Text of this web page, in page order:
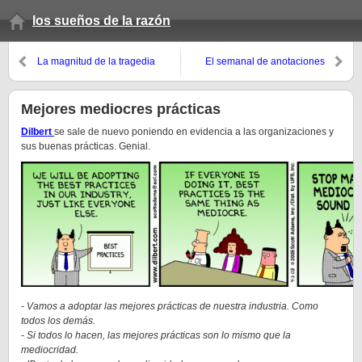
los sueños de la razón
La magnitud de la tragedia
El semanal de anotaciones
Mejores mediocres prácticas
Dilbert se sale de nuevo poniendo en evidencia a las organizaciones y
sus buenas prácticas. Genial.
- Vamos a adoptar las mejores prácticas de nuestra industria. Como
todos los demás.
- Si todos lo hacen, las mejores prácticas son lo mismo que la
mediocridad.